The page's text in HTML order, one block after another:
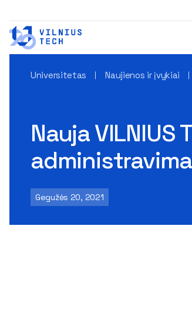
Universitetas Naujienos ir įvykiai
Nauja
Gegužės 20, 2021